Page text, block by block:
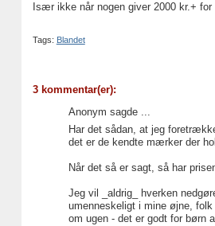
Især ikke når nogen giver 2000 kr.+
Tags: Blandet
3 kommentar(er):
Anonym sagde ...
Har det sådan, at jeg
det er de kendte mærker der
Når det så er sagt, så har
Jeg vil _aldrig_ hverken
umenneskeligt i mine øjne,
om ugen - det er godt for børn